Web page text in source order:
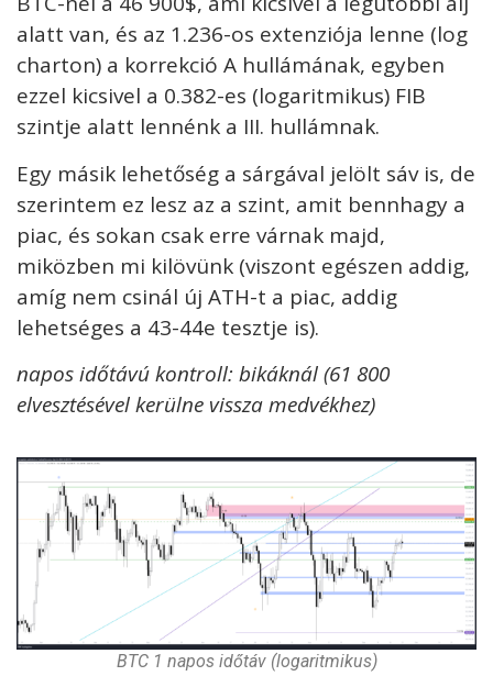
alatt van, és az 1.236-os extenziója lenne (log
charton) a korrekció A hullámának, egyben
ezzel kicsivel a 0.382-es (logaritmikus) FIB
szintje alatt lennénk a III. hullámnak.
Egy másik lehetőség a sárgával jelölt sáv is, de
szerintem ez lesz az a szint, amit bennhagy a
piac, és sokan csak erre várnak majd,
miközben mi kilövünk (viszont egészen addig,
amíg nem csinál új ATH-t a piac, addig
lehetséges a 43-44e tesztje is).
napos időtávú kontroll: bikáknál (61 800
elvesztésével kerülne vissza medvékhez)
BTC 1 napos időtáv (logaritmikus)